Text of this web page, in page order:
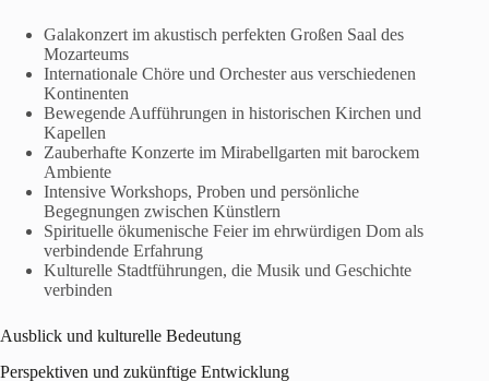
Galakonzert im akustisch perfekten Großen Saal des
Mozarteums
Internationale Chöre und Orchester aus verschiedenen
Kontinenten
Bewegende Aufführungen in historischen Kirchen und
Kapellen
Zauberhafte Konzerte im Mirabellgarten mit barockem
Ambiente
Intensive Workshops, Proben und persönliche
Begegnungen zwischen Künstlern
Spirituelle ökumenische Feier im ehrwürdigen Dom als
verbindende Erfahrung
Kulturelle Stadtführungen, die Musik und Geschichte
verbinden
Ausblick und kulturelle Bedeutung
Perspektiven und zukünftige Entwicklung